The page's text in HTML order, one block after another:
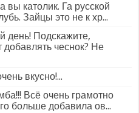
вы католик. Га русской
Зайцы это не к хр...
день! Подскажите,
чеснок? Не
вкусно!...
Всё очень грамотно
больше добавила ов...